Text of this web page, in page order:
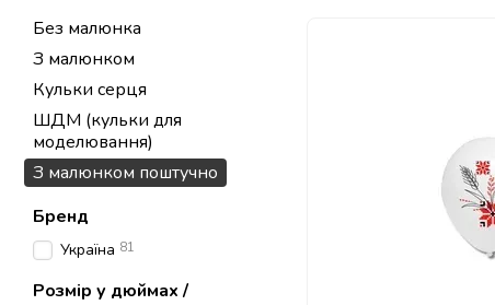
Без малюнка
З малюнком
Кульки серця
ШДМ (кульки для
моделювання)
З малюнком поштучно
Бренд
Україна 81
Розмір у дюймах /